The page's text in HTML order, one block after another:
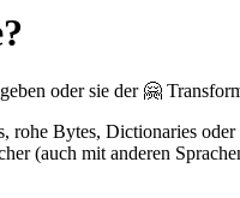
oder sie der 🤗
Bytes, Dictionaries
(auch mit anderen